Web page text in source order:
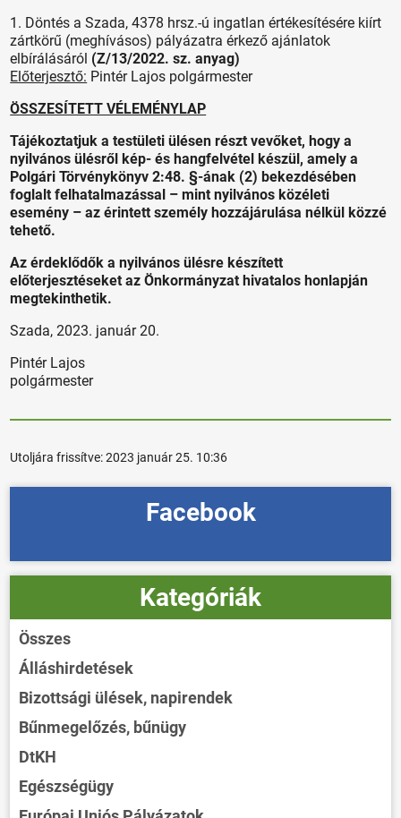
1. Döntés a Szada, 4378 hrsz.-ú ingatlan értékesítésére kiírt
zártkörű (meghívásos) pályázatra érkező ajánlatok
elbírálásáról (Z/13/2022. sz. anyag)
Előterjesztő: Pintér Lajos polgármester
ÖSSZESÍTETT VÉLEMÉNYLAP
Tájékoztatjuk a testületi ülésen részt vevőket, hogy a
nyilvános ülésről kép- és hangfelvétel készül, amely a
Polgári Törvénykönyv 2:48. §-ának (2) bekezdésében
foglalt felhatalmazással – mint nyilvános közéleti
esemény – az érintett személy hozzájárulása nélkül közzé
tehető.
Az érdeklődők a nyilvános ülésre készített
előterjesztéseket az Önkormányzat hivatalos honlapján
megtekinthetik.
Szada, 2023. január 20.
Pintér Lajos
polgármester
Utoljára frissítve:2023 január 25. 10:36
Facebook
Kategóriák
Összes
Álláshirdetések
Bizottsági ülések, napirendek
Bűnmegelőzés, bűnügy
DtKH
Egészségügy